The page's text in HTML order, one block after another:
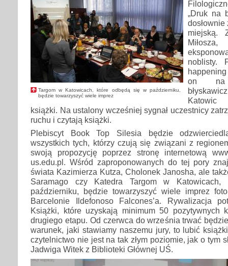
Targom w Katowicach, które odbędą się w październiku,
będzie towarzyszyć wiele imprez
„Druk na
miejską.
noblisty.
on na
Katowic
książki. Na ustalony wcześniej sygnał uczestnicy
ruchu i czytają książki.
Plebiscyt Book Top Silesia będzie
wszystkich tych, którzy czują się związani z
swoją propozycję poprzez stronę internetową
us.edu.pl. Wśród zaproponowanych do tej pory
świata Kazimierza Kutza, Cholonek Janosha, ale
Saramago czy Katedra Targom w
październiku, będzie towarzyszyć wiele imprez
Barcelonie Ildefonoso Falcones’a. Rywalizacja
Książki, które uzyskają minimum 50 pozytywnych
drugiego etapu. Od czerwca do września trwać
warunek, jaki stawiamy naszemu jury, to lubić
czytelnictwo nie jest na tak złym poziomie, jak o tym
Jadwiga Witek z Biblioteki Głównej UŚ.